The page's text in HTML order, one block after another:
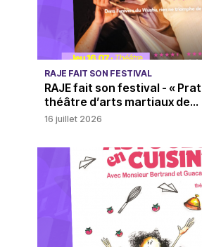
RAJE FAIT SON FESTIVAL
RAJE fait son festival - «
théâtre d’arts martiaux de...
16 juillet 2026